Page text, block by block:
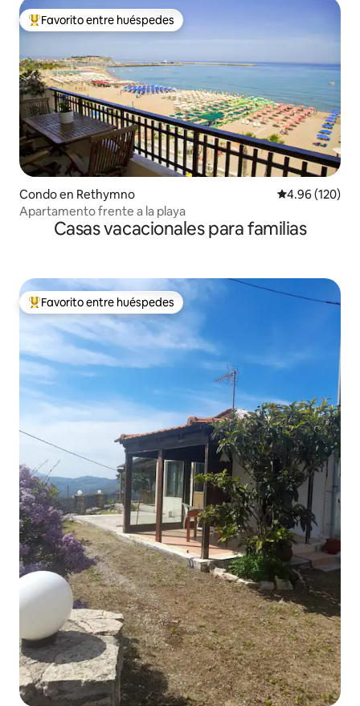
Favorito entre huéspedes preferido
Favorito entre huéspedes
Condo en Rethymno Calificación
4.96 (120)
Apartamento frente a la playa
Casas vacacionales para familias
Favorito entre huéspedes preferido
Favorito entre huéspedes